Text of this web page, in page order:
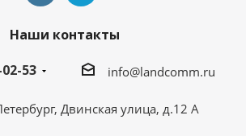
Наши контакты
53
info@landcomm.ru
Двинская улица, д.12 А